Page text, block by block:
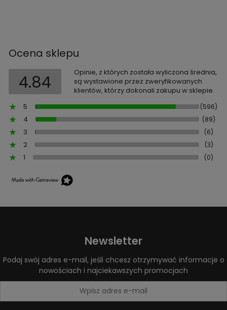
Ocena sklepu
4.84
Opinie, z których została wyliczona średnia,
są wystawione przez zweryfikowanych
klientów, którzy dokonali zakupu w sklepie.
5
(596)
4 (89)
3 (6)
2 (3)
1 (0)
Newsletter
Podaj swój adres e-mail, jeśli chcesz otrzymywać informacje o
nowościach i najciekawszych promocjach